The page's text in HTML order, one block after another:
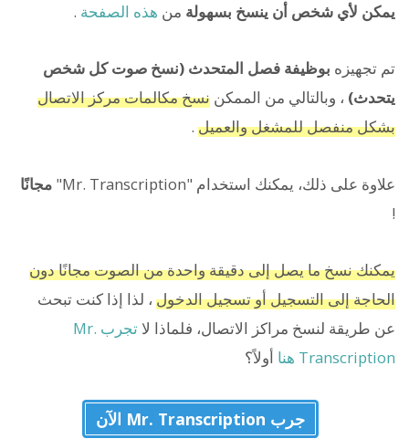
يمكن لأي شخص أن ينسخ بسهولة من هذه الصفحة .
تم تجهيزه بوظيفة فصل المتحدث (نسخ صوت كل شخص
يتحدث) ، وبالتالي من الممكن نسخ مكالمات مركز الاتصال
بشكل منفصل للمشغل والعميل .
علاوة على ذلك، يمكنك استخدام "Mr. Transcription"
مجانًا
!
يمكنك نسخ ما يصل إلى دقيقة واحدة من الصوت مجانًا دون
الحاجة إلى التسجيل أو تسجيل الدخول ، لذا إذا كنت تبحث
عن طريقة لنسخ مراكز الاتصال، فلماذا لا
تجرب Mr.
Transcription هنا
أولاً؟
جرب Mr. Transcription الآن